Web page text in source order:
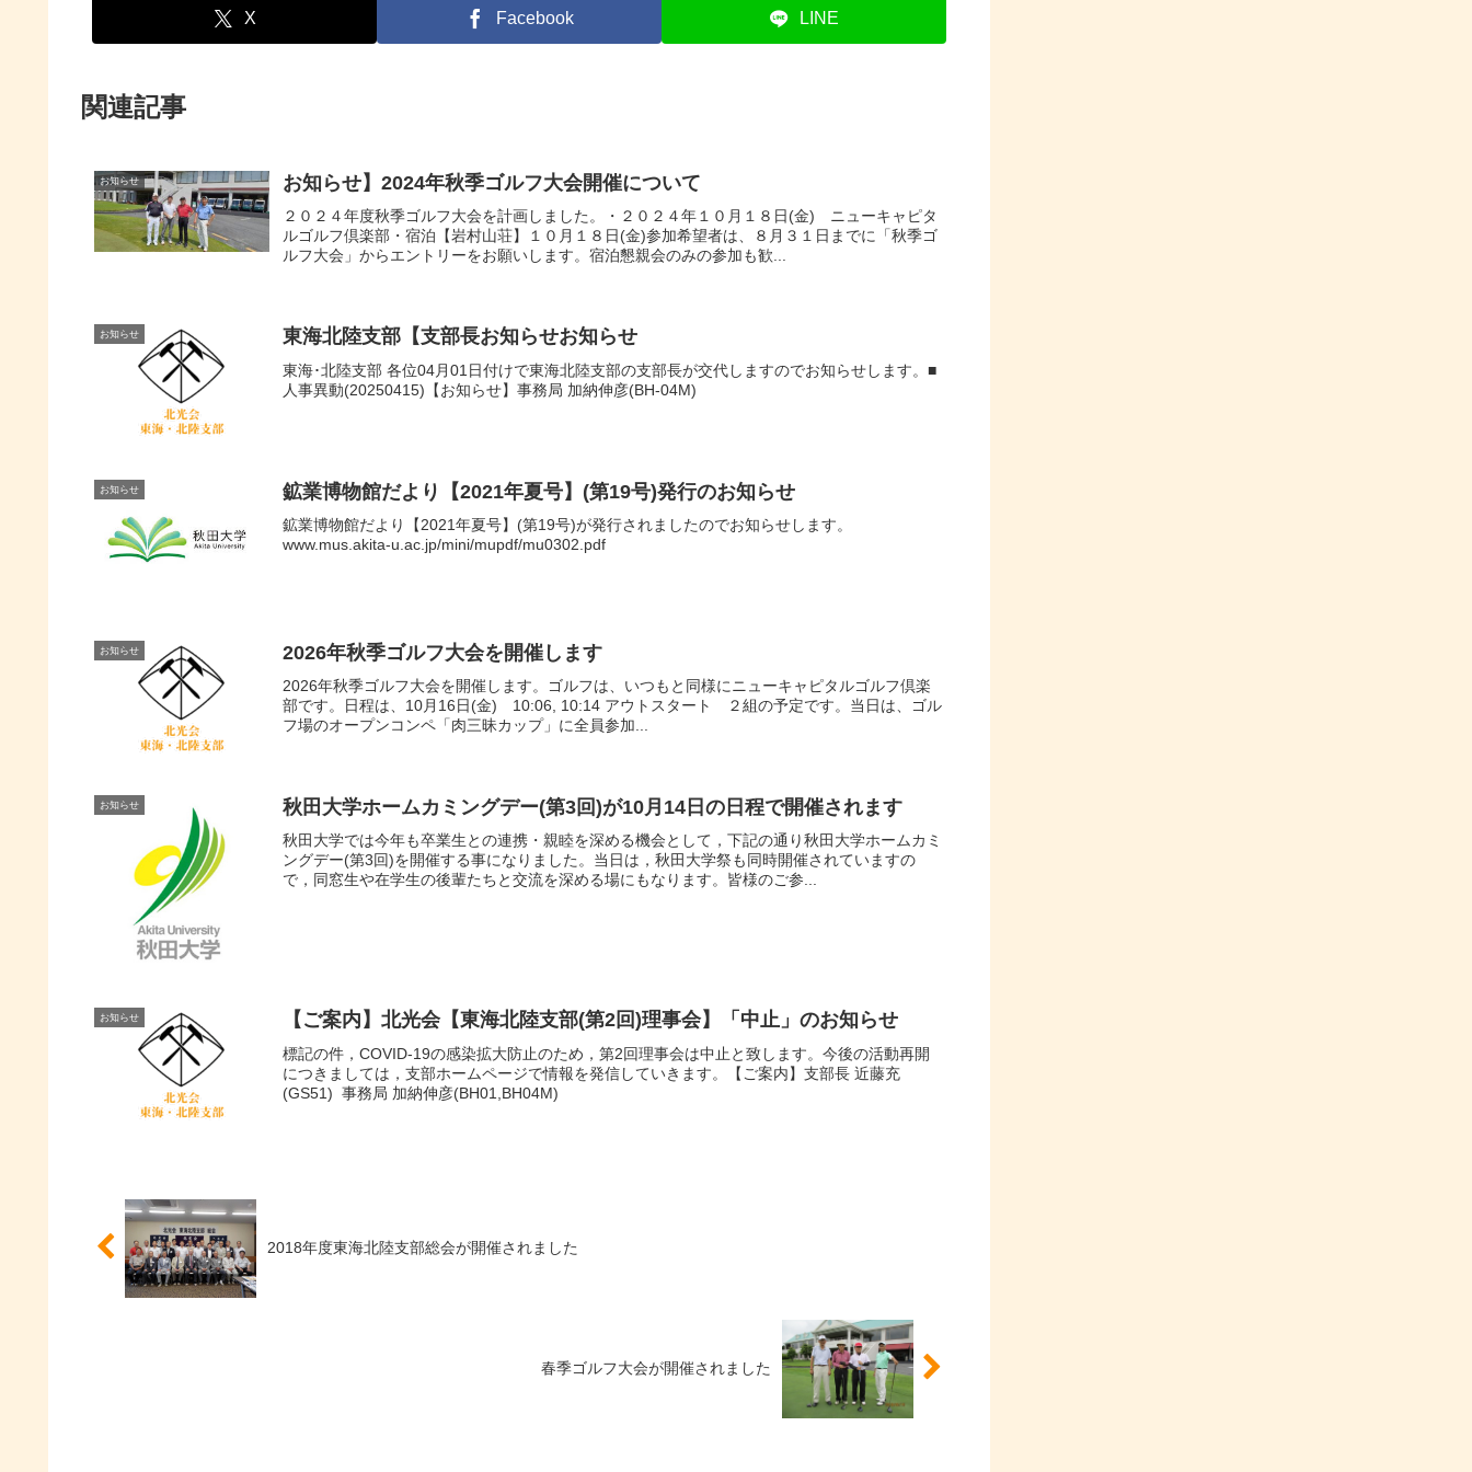
X Facebook LINE
関連記事
お知らせ お知らせ】2024年秋季ゴルフ大会開催について
２０２４年度秋季ゴルフ大会を計画しました。・２０２４年１０月１８日(金) ニューキャピタ
ルゴルフ倶楽部・宿泊【岩村山荘】１０月１８日(金)参加希望者は、８月３１日までに「秋季ゴ
ルフ大会」からエントリーをお願いします。宿泊懇親会のみの参加も歓...
お知らせ 東海北陸支部【支部長お知らせお知らせ
東海･北陸支部 各位04月01日付けで東海北陸支部の支部長が交代しますのでお知らせします。■
人事異動(20250415)【お知らせ】事務局 加納伸彦(BH-04M)
お知らせ 鉱業博物館だより【2021年夏号】(第19号)発行のお知らせ
鉱業博物館だより【2021年夏号】(第19号)が発行されましたのでお知らせします。
www.mus.akita-u.ac.jp/mini/mupdf/mu0302.pdf
お知らせ 2026年秋季ゴルフ大会を開催します
2026年秋季ゴルフ大会を開催します。ゴルフは、いつもと同様にニューキャピタルゴルフ倶楽
部です。日程は、10月16日(金) 10:06, 10:14 アウトスタート ２組の予定です。当日は、ゴル
フ場のオープンコンペ「肉三昧カップ」に全員参加...
お知らせ 秋田大学ホームカミングデー(第3回)が10月14日の日程で開催されます
秋田大学では今年も卒業生との連携・親睦を深める機会として，下記の通り秋田大学ホームカミ
ングデー(第3回)を開催する事になりました。当日は，秋田大学祭も同時開催されていますの
で，同窓生や在学生の後輩たちと交流を深める場にもなります。皆様のご参...
お知らせ 【ご案内】北光会【東海北陸支部(第2回)理事会】「中止」のお知らせ
標記の件，COVID-19の感染拡大防止のため，第2回理事会は中止と致します。今後の活動再開
につきましては，支部ホームページで情報を発信していきます。【ご案内】支部長 近藤充
(GS51) 事務局 加納伸彦(BH01,BH04M)
2018年度東海北陸支部総会が開催されました
春季ゴルフ大会が開催されました